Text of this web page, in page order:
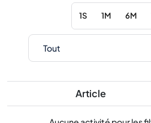
1S 1M 6M
Article